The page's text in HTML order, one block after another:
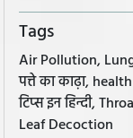
Tags
Air Pollution,
पत्ते का काढ़ा,
टिप्स इन हिन्दी,
Leaf Decoction